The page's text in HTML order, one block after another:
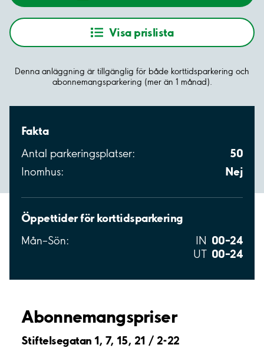
Visa prislista
Denna anläggning är tillgänglig för både korttidsparkering och
abonnemangsparkering (mer än 1 månad).
Fakta
Antal parkeringsplatser: 50
Inomhus: Nej
Öppettider för korttidsparkering
Mån–Sön: IN 00–24
UT 00–24
Abonnemangspriser
Stiftelsegatan 1, 7, 15, 21 / 2-22